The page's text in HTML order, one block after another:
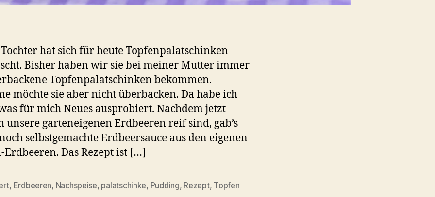
hat sich für heute Topfenpalatschinken
Bisher haben wir sie bei meiner Mutter immer
Topfenpalatschinken bekommen.
möchte sie aber nicht überbacken. Da habe ich
für mich Neues ausprobiert. Nachdem jetzt
unsere garteneigenen Erdbeeren reif sind, gab’s
selbstgemachte Erdbeersauce aus den eigenen
Erdbeeren. Das Rezept ist […]
, Erdbeeren, Nachspeise, palatschinke, Pudding, Rezept, Topfen